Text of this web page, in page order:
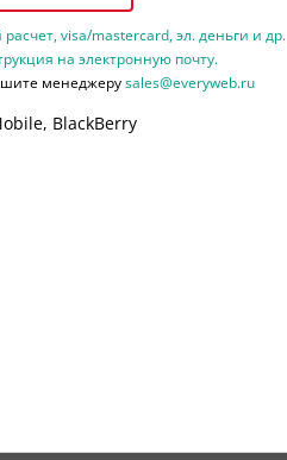
visa/mastercard, эл. деньги и др.
на электронную почту.
менеджеруsales@everyweb.ru
BlackBerry